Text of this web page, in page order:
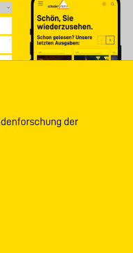
der